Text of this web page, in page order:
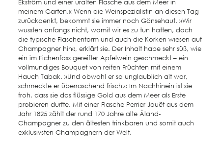
Ekström und einer uralten Flasche aus dem Meer in
meinem Garten.« Wenn die Weinspezialistin an diesen Tag
zurückdenkt, bekommt sie immer noch Gänsehaut. »Wir
wussten anfangs nicht, womit wir es zu tun hatten, doch
die typische Flaschenform und auch die Korken wiesen auf
Champagner hin«, erklärt sie. Der Inhalt habe sehr süß, wie
ein im Eichenfass gereifter Apfelwein geschmeckt – ein
vollmundiges Bouquet von reifen Früchten mit einem
Hauch Tabak. »Und obwohl er so unglaublich alt war,
schmeckte er überraschend frisch.« Im Nachhinein ist sie
froh, dass sie das flüssige Gold aus dem Meer als Erste
probieren durfte. Mit einer Flasche Perrier Jouët aus dem
Jahr 1825 zählt der rund 170 Jahre alte Åland-
Champagner zu den ältesten trinkbaren und somit auch
exklusivsten Champagnern der Welt.